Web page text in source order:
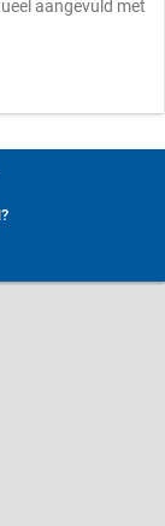
aangevuld met